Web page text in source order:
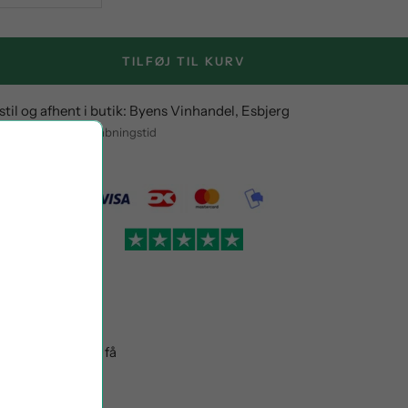
TILFØJ TIL KURV
og afhent i butik: Byens Vinhandel, Esbjerg
indenfor åbningstid
pris. Du kan få